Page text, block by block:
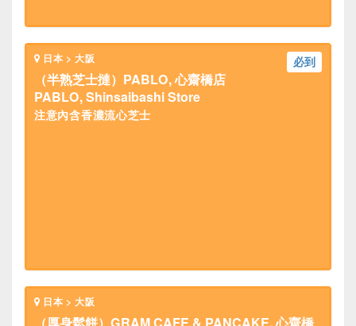
必到
日本 > 大阪
（半熟芝士撻）PABLO, 心齋橋店
PABLO, Shinsaibashi Store
注意內含香濃流心芝士
日本 > 大阪